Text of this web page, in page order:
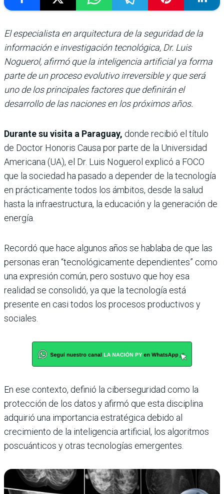
El especialista en arquitectura de la seguridad de la
información e investigación tecnológica, Dr. Luis
Noguerol, afirmó que la inteligencia artificial ya forma
parte de un proceso evolutivo irreversible y que será
uno de los principales factores que definirán el
desarrollo de las naciones en los próximos años.
Durante su visita a Paraguay, donde recibió el título
de Doctor Honoris Causa por parte de la Universidad
Americana (UA), el Dr. Luis Noguerol explicó a FOCO
que la sociedad ha pasado a depender de la tecnología
en prácticamente todos los ámbitos, desde la salud
hasta la infraestructura, la educación y la generación de
energía.
Recordó que hace algunos años se hablaba de que las
personas eran “tecnológicamente dependientes” como
una expresión común, pero sostuvo que hoy esa
realidad se consolidó, ya que la tecnología está
presente en casi todos los procesos productivos y
sociales.
En ese contexto, definió la ciberseguridad como la
protección de los datos y afirmó que esta disciplina
adquirió una importancia estratégica debido al
crecimiento de la inteligencia artificial, los algoritmos
poscuánticos y otras tecnologías emergentes.